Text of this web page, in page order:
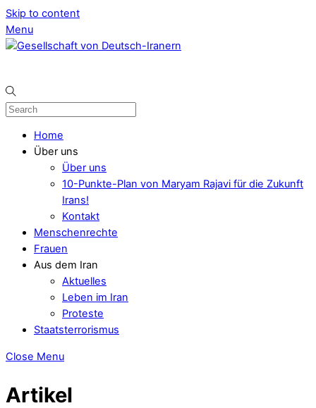
Skip to content
Menu
Home
Über uns
Über uns
10-Punkte-Plan von Maryam Rajavi für die Zukunft
Irans!
Kontakt
Menschenrechte
Frauen
Aus dem Iran
Aktuelles
Leben im Iran
Proteste
Staatsterrorismus
Close Menu
Artikel